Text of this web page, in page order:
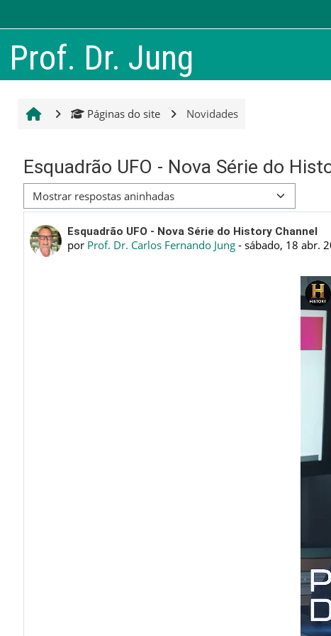
Prof. Dr. Jung
Páginas do site Novidades
Esquadrão UFO - Nova Série do
Modo de visualização
Esquadrão UFO - Nova Série do History Channel
por Prof. Dr. Carlos Fernando Jung -sábado, 18 abr.
Número de respostas: 0